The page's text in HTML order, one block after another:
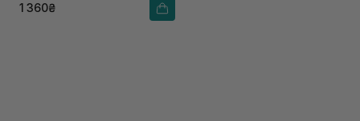
1 360₴